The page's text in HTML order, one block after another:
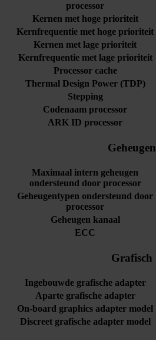
processor
Kernen met hoge prioriteit
Kernfrequentie met hoge prioriteit
Kernen met lage prioriteit
Kernfrequentie met lage prioriteit
Processor cache
Thermal Design Power (TDP)
Stepping
Codenaam processor
ARK ID processor
Geheugen
Maximaal intern geheugen
ondersteund door processor
Geheugentypen ondersteund door
processor
Geheugen kanaal
ECC
Grafisch
Ingebouwde grafische adapter
Aparte grafische adapter
On-board graphics adapter model
Discreet grafische adapter model